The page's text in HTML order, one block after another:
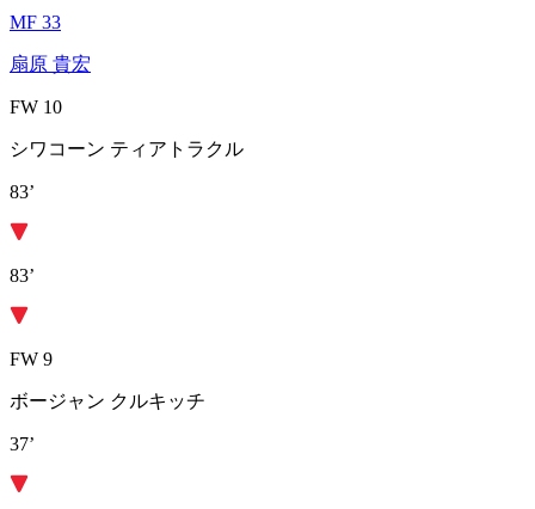
MF 33
扇原 貴宏
FW 10
シワコーン ティアトラクル
83’
83’
FW 9
ボージャン クルキッチ
37’